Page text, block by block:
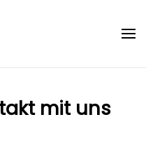
mit uns